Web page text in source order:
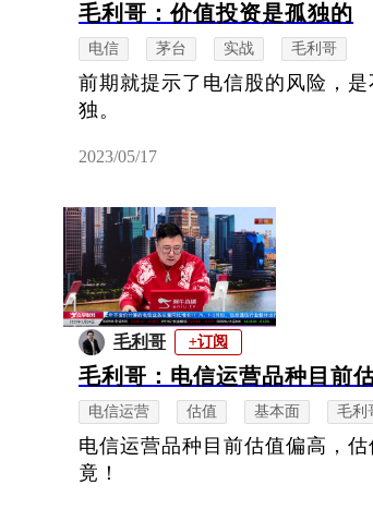
毛利哥：价值投资是孤独的
电信 茅台 实战 毛利哥
前期就提示了电信股的风险，
独。
2023/05/17
毛利哥 +订阅
毛利哥：电信运营品种目前
电信运营 估值 基本面 毛利
电信运营品种目前估值偏高，
竟！